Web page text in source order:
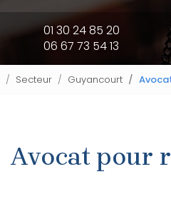
01 30 24 85 20
06 67 73 54 13
Secteur Guyancourt
Avocat pour